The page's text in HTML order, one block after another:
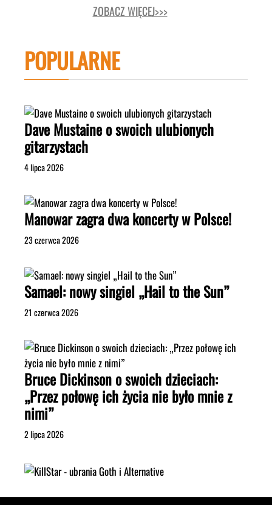
ZOBACZ WIĘCEJ>>>
POPULARNE
Dave Mustaine o swoich ulubionych
gitarzystach
4 lipca 2026
Manowar zagra dwa koncerty w Polsce!
23 czerwca 2026
Samael: nowy singiel „Hail to the Sun”
21 czerwca 2026
Bruce Dickinson o swoich dzieciach:
„Przez połowę ich życia nie było mnie z
nimi”
2 lipca 2026